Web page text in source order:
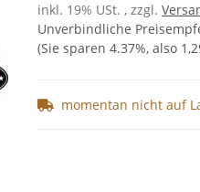
inkl. 19% USt. , zzgl.
Unverbindliche
(Sie sparen 4.37%, also
momentan nicht auf